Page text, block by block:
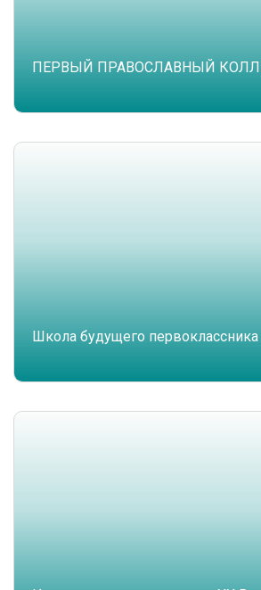
ПЕРВЫЙ ПРАВОСЛАВНЫЙ
Школа будущего первоклассника